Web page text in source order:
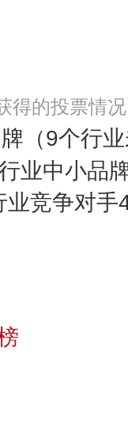
得的投票情
（9个行
业中小品
业竞争对